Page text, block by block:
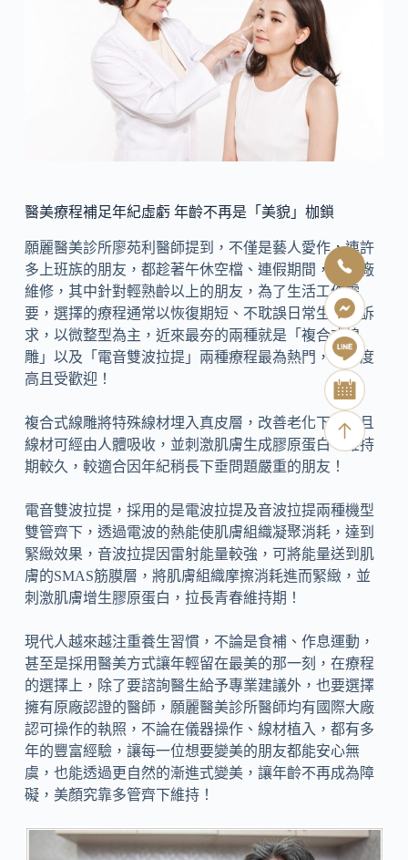
醫美療程補足年紀虛虧 年齡不再是「美貌」枷鎖
願麗醫美診所廖苑利醫師提到，不僅是藝人愛作，連許
多上班族的朋友，都趁著午休空檔、連假期間，來進廠
維修，其中針對輕熟齡以上的朋友，為了生活工作需
要，選擇的療程通常以恢復期短、不耽誤日常生活為訴
求，以微整型為主，近來最夯的兩種就是「複合式線
雕」以及「電音雙波拉提」兩種療程最為熱門，詢問度
高且受歡迎！
複合式線雕將特殊線材埋入真皮層，改善老化下垂，且
線材可經由人體吸收，並刺激肌膚生成膠原蛋白，維持
期較久，較適合因年紀稍長下垂問題嚴重的朋友！
電音雙波拉提，採用的是電波拉提及音波拉提兩種機型
雙管齊下，透過電波的熱能使肌膚組織凝聚消耗，達到
緊緻效果，音波拉提因雷射能量較強，可將能量送到肌
膚的SMAS筋膜層，將肌膚組織摩擦消耗進而緊緻，並
刺激肌膚增生膠原蛋白，拉長青春維持期！
現代人越來越注重養生習慣，不論是食補、作息運動，
甚至是採用醫美方式讓年輕留在最美的那一刻，在療程
的選擇上，除了要諮詢醫生給予專業建議外，也要選擇
擁有原廠認證的醫師，願麗醫美診所醫師均有國際大廠
認可操作的執照，不論在儀器操作、線材植入，都有多
年的豐富經驗，讓每一位想要變美的朋友都能安心無
虞，也能透過更自然的漸進式變美，讓年齡不再成為障
礙，美顏究靠多管齊下維持！